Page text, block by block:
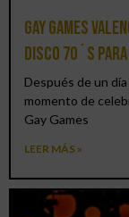
Gay Games
DISCO 70´S
Después de un
momento de
Gay Games
LEER MÁS »